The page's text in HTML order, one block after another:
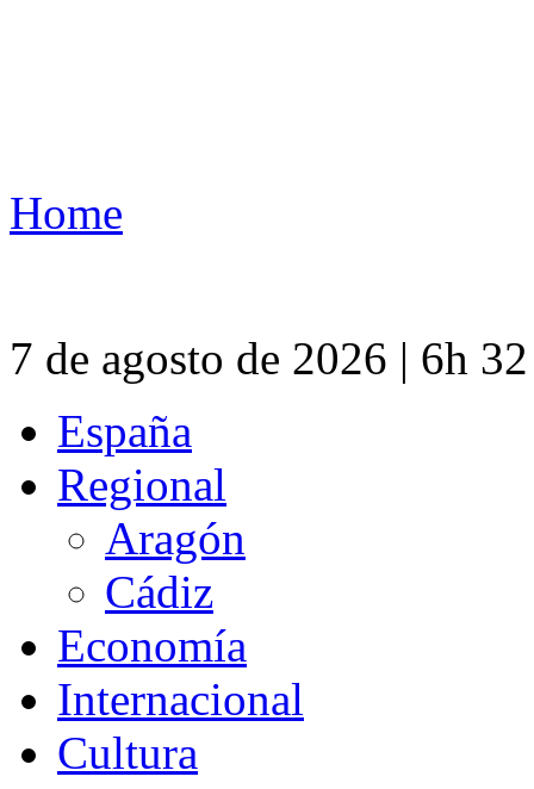
Home
7 de agosto de 2026 | 6h
España
Regional
Aragón
Cádiz
Economía
Internacional
Cultura